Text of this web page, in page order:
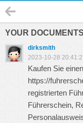
YOUR
dirksmith
2023-10-28
Kaufen Sie
https://
registrierten
Führerschein,